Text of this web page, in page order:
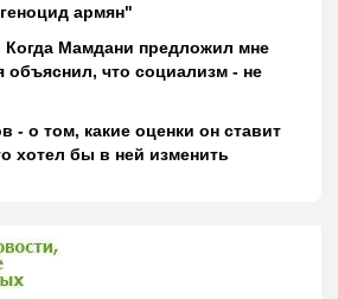
армян"
Мамдани предложил мне
объяснил, что социализм - не
- о том, какие оценки он ставит
хотел бы в ней изменить